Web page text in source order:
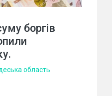
боргів
область